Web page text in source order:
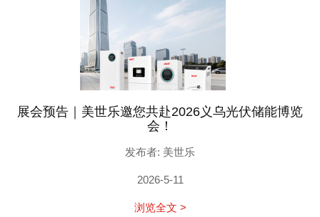
展会预告｜美世乐邀您共赴2026义乌光伏储能博览
会！
发布者: 美世乐
2026-5-11
浏览全文 >